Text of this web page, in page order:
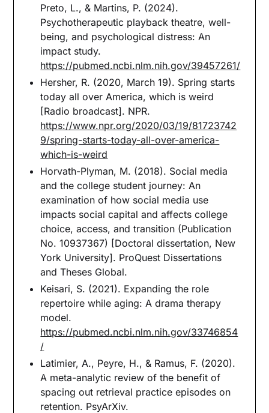
Preto, L., & Martins, P. (2024).
Psychotherapeutic playback theatre, well-
being, and psychological distress: An
impact study.
https://pubmed.ncbi.nlm.nih.gov/39457261/
Hersher, R. (2020, March 19). Spring starts
today all over America, which is weird
[Radio broadcast]. NPR.
https://www.npr.org/2020/03/19/81723742
9/spring-starts-today-all-over-america-
which-is-weird
Horvath-Plyman, M. (2018). Social media
and the college student journey: An
examination of how social media use
impacts social capital and affects college
choice, access, and transition (Publication
No. 10937367) [Doctoral dissertation, New
York University]. ProQuest Dissertations
and Theses Global.
Keisari, S. (2021). Expanding the role
repertoire while aging: A drama therapy
model.
https://pubmed.ncbi.nlm.nih.gov/33746854
/
Latimier, A., Peyre, H., & Ramus, F. (2020).
A meta-analytic review of the benefit of
spacing out retrieval practice episodes on
retention. PsyArXiv.